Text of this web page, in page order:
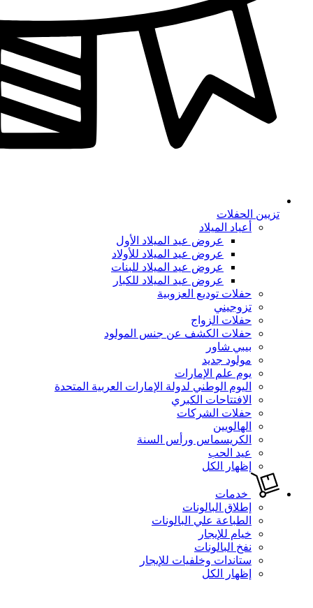
تزيين الحفلات
أعياد الميلاد
عروض عيد الميلاد الأول
عروض عيد الميلاد للأولاد
عروض عيد الميلاد للبنات
عروض عيد الميلاد للكبار
حفلات توديع العزوبية
تزوجيني
حفلات الزواج
حفلات الكشف عن جنس المولود
بيبي شاور
مولود جديد
يوم علم الإمارات
اليوم الوطني لدولة الإمارات العربية المتحدة
الافتتاحات الكبري
حفلات الشركات
الهالويين
الكريسماس ورأس السنة
عيد الحب
إظهار الكل
خدمات
إطلاق البالونات
الطباعة علي البالونات
خيام للإيجار
نفخ البالونات
ستاندات وخلفيات للإيجار
إظهار الكل